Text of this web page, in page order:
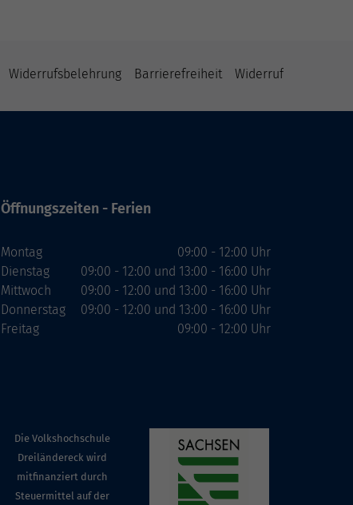
Widerrufsbelehrung Barrierefreiheit Widerruf
Öffnungszeiten - Ferien
Montag
Dienstag
Mittwoch
Donnerstag
Freitag
09:00 - 12:00 Uhr
09:00 - 12:00 und 13:00 - 16:00 Uhr
09:00 - 12:00 und 13:00 - 16:00 Uhr
09:00 - 12:00 und 13:00 - 16:00 Uhr
09:00 - 12:00 Uhr
Die Volkshochschule
Dreiländereck wird
mitfinanziert durch
Steuermittel auf der